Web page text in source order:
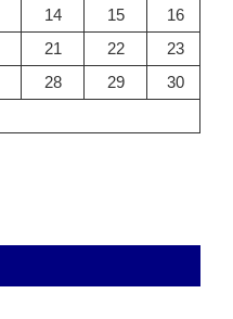
14 15
16
21 22
23
28 29
30